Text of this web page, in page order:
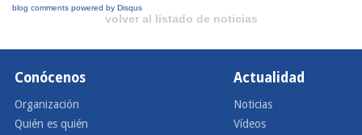
blog comments powered by Disqus
volver al listado de noticias
Conócenos
Organización
Quién es quién
Actualidad
Noticias
Vídeos